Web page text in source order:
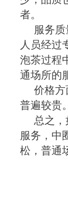
者。
服务
人员经过
泡茶过程
通场所的
价格
普遍较贵
总之
服务，中
松，普通